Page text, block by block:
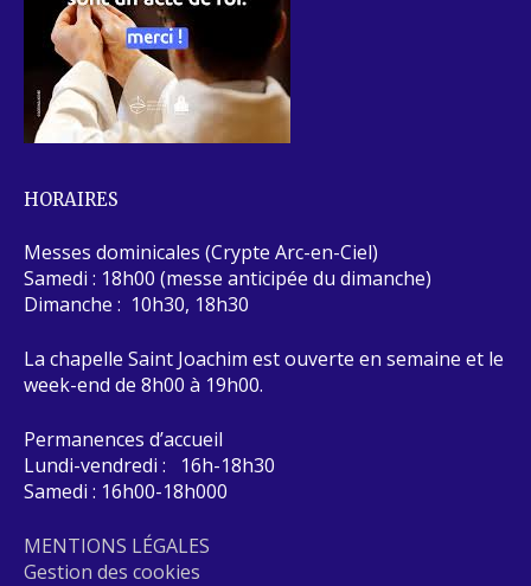
HORAIRES
Messes dominicales (Crypte Arc-en-Ciel)
Samedi : 18h00 (messe anticipée du dimanche)
Dimanche : 10h30, 18h30
La chapelle Saint Joachim est ouverte en semaine et le
week-end de 8h00 à 19h00.
Permanences d’accueil
Lundi-vendredi : 16h-18h30
Samedi : 16h00-18h000
MENTIONS LÉGALES
Gestion des cookies